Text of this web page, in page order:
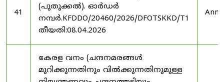
41
(പുതുക്കൽ). ഓർഡർ
നമ്പർ.KFDDO/20460/2026/DFOTSKKD/T1
തീയതി:08.04.2026
കേരള വനം (ചന്ദനമരങ്ങൾ
മുറിക്കുന്നതിനും വിൽക്കുന്നതിനുമുള്ള